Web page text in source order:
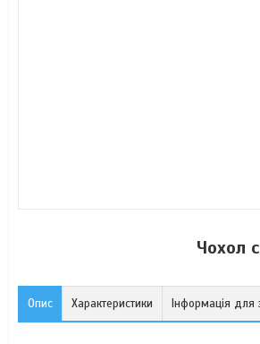
Чохол
Опис Характеристики Інформація